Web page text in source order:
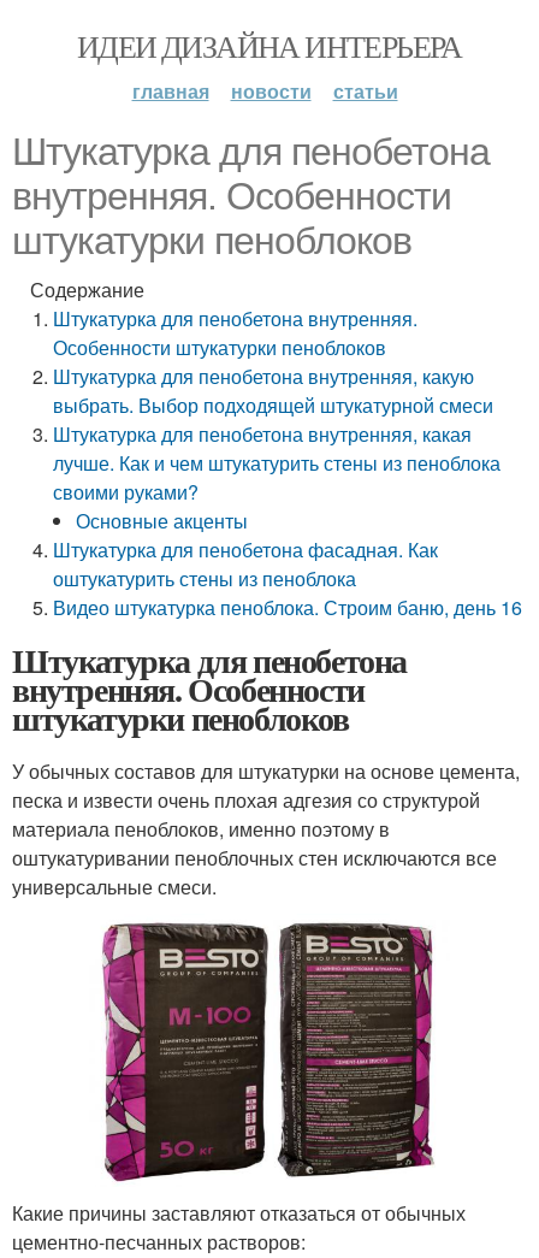
ИДЕИ ДИЗАЙНА ИНТЕРЬЕРА
главная новости статьи
Штукатурка для пенобетона
внутренняя. Особенности
штукатурки пеноблоков
Содержание
Штукатурка для пенобетона внутренняя.
Особенности штукатурки пеноблоков
Штукатурка для пенобетона внутренняя, какую
выбрать. Выбор подходящей штукатурной смеси
Штукатурка для пенобетона внутренняя, какая
лучше. Как и чем штукатурить стены из пеноблока
своими руками?
Основные акценты
Штукатурка для пенобетона фасадная. Как
оштукатурить стены из пеноблока
Видео штукатурка пеноблока. Строим баню, день 16
Штукатурка для пенобетона
внутренняя. Особенности
штукатурки пеноблоков
У обычных составов для штукатурки на основе цемента,
песка и извести очень плохая адгезия со структурой
материала пеноблоков, именно поэтому в
оштукатуривании пеноблочных стен исключаются все
универсальные смеси.
Какие причины заставляют отказаться от обычных
цементно-песчанных растворов: